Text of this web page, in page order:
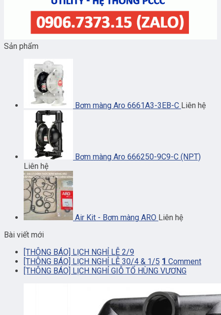
Sản phẩm
Bơm màng Aro 6661A3-3EB-C Liên hệ
Bơm màng Aro 666250-9C9-C (NPT)
Liên hệ
Air Kit - Bơm màng ARO Liên hệ
Bài viết mới
[THÔNG BÁO] LỊCH NGHỈ LỄ 2/9
[THÔNG BÁO] LỊCH NGHỈ LỄ 30/4 & 1/5 1 Comment
[THÔNG BÁO] LỊCH NGHỈ GIỖ TỔ HÙNG VƯƠNG